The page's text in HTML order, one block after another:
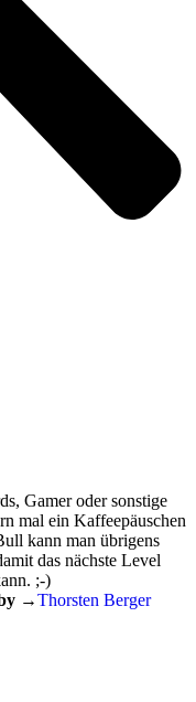
Gamer oder sonstige
mal ein Kaffeepäuschen
kann man übrigens
das nächste Level
;-)
→Thorsten Berger